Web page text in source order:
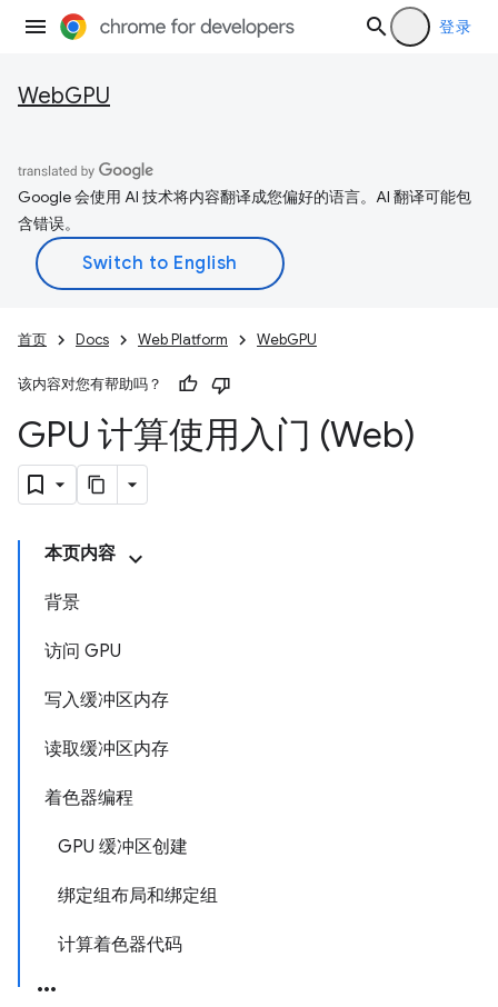
登录
WebGPU
Google 会使用 AI 技术将内容翻译成您偏好的语言。AI 翻译可能包
含错误。
首页 Docs Web Platform WebGPU
该内容对您有帮助吗？
GPU 计算使用入门 (Web)
本页内容
背景
访问 GPU
写入缓冲区内存
读取缓冲区内存
着色器编程
GPU 缓冲区创建
绑定组布局和绑定组
计算着色器代码